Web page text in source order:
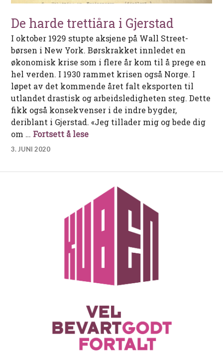
De harde trettiåra i Gjerstad
I oktober 1929 stupte aksjene på Wall Street-
børsen i New York. Børskrakket innledet en
økonomisk krise som i flere år kom til å prege en
hel verden. I 1930 rammet krisen også Norge. I
løpet av det kommende året falt eksporten til
utlandet drastisk og arbeidsledigheten steg. Dette
fikk også konsekvenser i de indre bygder,
deriblant i Gjerstad. «Jeg tillader mig og bede dig
om … Fortsett å leseDe harde trettiåra i Gjerstad
3. JUNI 2020